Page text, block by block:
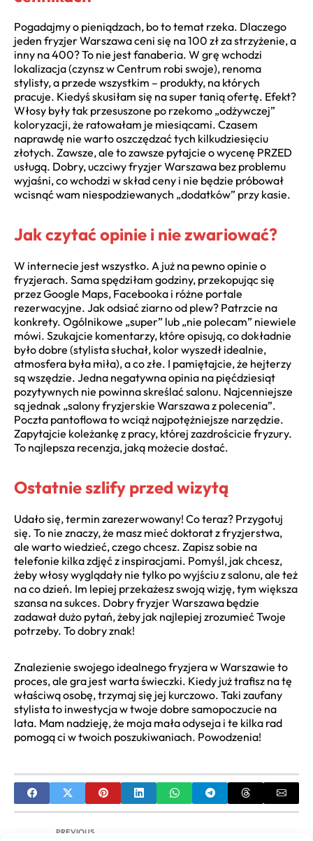
Pogadajmy o pieniądzach, bo to temat rzeka. Dlaczego
jeden fryzjer Warszawa ceni się na 100 zł za strzyżenie, a
inny na 400? To nie jest fanaberia. W grę wchodzi
lokalizacja (czynsz w Centrum robi swoje), renoma
stylisty, a przede wszystkim – produkty, na których
pracuje. Kiedyś skusiłam się na super tanią ofertę. Efekt?
Włosy były tak przesuszone po rzekomo „odżywczej”
koloryzacji, że ratowałam je miesiącami. Czasem
naprawdę nie warto oszczędzać tych kilkudziesięciu
złotych. Zawsze, ale to zawsze pytajcie o wycenę PRZED
usługą. Dobry, uczciwy fryzjer Warszawa bez problemu
wyjaśni, co wchodzi w skład ceny i nie będzie próbował
wcisnąć wam niespodziewanych „dodatków” przy kasie.
Jak czytać opinie i nie zwariować?
W internecie jest wszystko. A już na pewno opinie o
fryzjerach. Sama spędziłam godziny, przekopując się
przez Google Maps, Facebooka i różne portale
rezerwacyjne. Jak odsiać ziarno od plew? Patrzcie na
konkrety. Ogólnikowe „super” lub „nie polecam” niewiele
mówi. Szukajcie komentarzy, które opisują, co dokładnie
było dobre (stylista słuchał, kolor wyszedł idealnie,
atmosfera była miła), a co złe. I pamiętajcie, że hejterzy
są wszędzie. Jedna negatywna opinia na pięćdziesiąt
pozytywnych nie powinna skreślać salonu. Najcenniejsze
są jednak „salony fryzjerskie Warszawa z polecenia”.
Poczta pantoflowa to wciąż najpotężniejsze narzędzie.
Zapytajcie koleżankę z pracy, której zazdrościcie fryzury.
To najlepsza recenzja, jaką możecie dostać.
Ostatnie szlify przed wizytą
Udało się, termin zarezerwowany! Co teraz? Przygotuj
się. To nie znaczy, że masz mieć doktorat z fryzjerstwa,
ale warto wiedzieć, czego chcesz. Zapisz sobie na
telefonie kilka zdjęć z inspiracjami. Pomyśl, jak chcesz,
żeby włosy wyglądały nie tylko po wyjściu z salonu, ale też
na co dzień. Im lepiej przekażesz swoją wizję, tym większa
szansa na sukces. Dobry fryzjer Warszawa będzie
zadawał dużo pytań, żeby jak najlepiej zrozumieć Twoje
potrzeby. To dobry znak!
Znalezienie swojego idealnego fryzjera w Warszawie to
proces, ale gra jest warta świeczki. Kiedy już trafisz na tę
właściwą osobę, trzymaj się jej kurczowo. Taki zaufany
stylista to inwestycja w twoje dobre samopoczucie na
lata. Mam nadzieję, że moja mała odyseja i te kilka rad
pomogą ci w twoich poszukiwaniach. Powodzenia!
PREVIOUS